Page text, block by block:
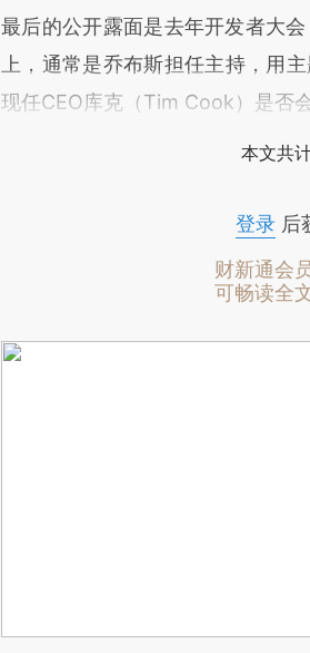
最后的公开露面是去年开发者大
上，通常是乔布斯担任主持，用
现任CEO库克（Tim Cook）是否
本文共
登录后
财新通会
可畅读全